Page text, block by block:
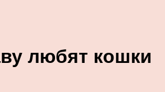
любят кошки